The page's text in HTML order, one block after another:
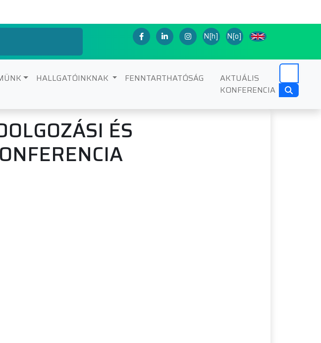
N[h] N[o]
HALLGATÓINKNAK FENNTARTHATÓSÁG
AKTUÁLIS
KONFERENCIA
ÉS